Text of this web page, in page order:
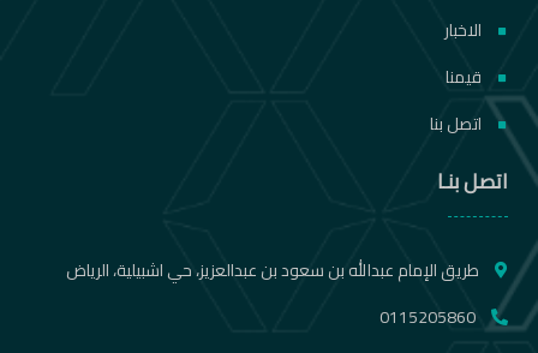
الاخبار
قيمنا
اتصل بنا
اتصل بنـا
طريق الإمام عبدالله بن سعود بن عبدالعزيز، حي اشبيلية، الرياض
0115205860